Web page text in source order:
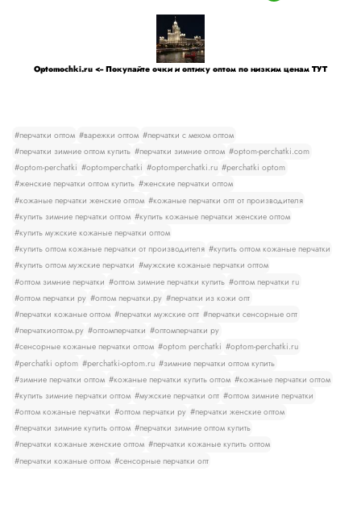
Optomochki.ru <-- Покупайте очки и оптику оптом по низким ценам ТУТ
#перчатки оптом #варежки оптом #перчатки с мехом оптом
#перчатки зимние оптом купить #перчатки зимние оптом #optom-perchatki.com
#optom-perchatki #optomperchatki #optomperchatki.ru #perchatki optom
#женские перчатки оптом купить #женские перчатки оптом
#кожаные перчатки женские оптом #кожаные перчатки опт от производителя
#купить зимние перчатки оптом #купить кожаные перчатки женские оптом
#купить мужские кожаные перчатки оптом
#купить оптом кожаные перчатки от производителя #купить оптом кожаные перчатки
#купить оптом мужские перчатки #мужские кожаные перчатки оптом
#оптом зимние перчатки #оптом зимние перчатки купить #оптом перчатки ru
#оптом перчатки ру #оптом перчатки.ру #перчатки из кожи опт
#перчатки кожаные оптом #перчатки мужские опт #перчатки сенсорные опт
#перчаткиоптом.ру #оптомперчатки #оптомперчатки ру
#сенсорные кожаные перчатки оптом #optom perchatki #optom-perchatki.ru
#perchatki optom #perchatki-optom.ru #зимние перчатки оптом купить
#зимние перчатки оптом #кожаные перчатки купить оптом #кожаные перчатки оптом
#купить зимние перчатки оптом #мужские перчатки опт #оптом зимние перчатки
#оптом кожаные перчатки #оптом перчатки ру #перчатки женские оптом
#перчатки зимние купить оптом #перчатки зимние оптом купить
#перчатки кожаные женские оптом #перчатки кожаные купить оптом
#перчатки кожаные оптом #сенсорные перчатки опт